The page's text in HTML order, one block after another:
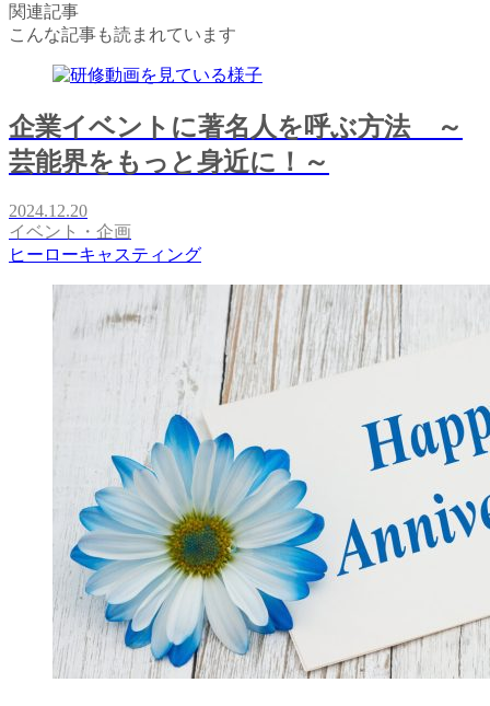
関連記事
こんな記事も読まれています
企業イベントに著名人を呼ぶ方法 ～
芸能界をもっと身近に！～
2024.12.20
イベント・企画
ヒーローキャスティング